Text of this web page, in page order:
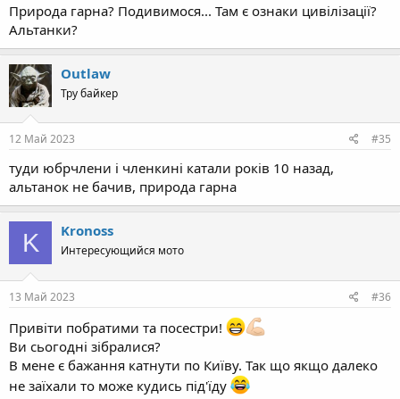
Природа гарна? Подивимося... Там є ознаки цивілізації?
Альтанки?
Outlaw
Тру байкер
12 Май 2023 #35
туди юбрчлени і членкині катали років 10 назад,
альтанок не бачив, природа гарна
K Kronoss
Интересующийся мото
13 Май 2023 #36
Привіти побратими та посестри!
Ви сьогодні зібралися?
В мене є бажання катнути по Київу. Так що якщо далеко
не заїхали то може кудись під'їду